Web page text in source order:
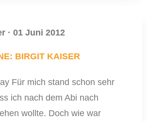
· 01 Juni 2012
BIRGIT KAISER
Für mich stand schon sehr
ich nach dem Abi nach
wollte. Doch wie war